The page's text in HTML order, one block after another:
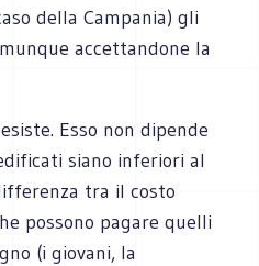
della Campania) gli
accettandone la
Esso non dipende
siano inferiori al
tra il costo
possono pagare quelli
(i giovani, la